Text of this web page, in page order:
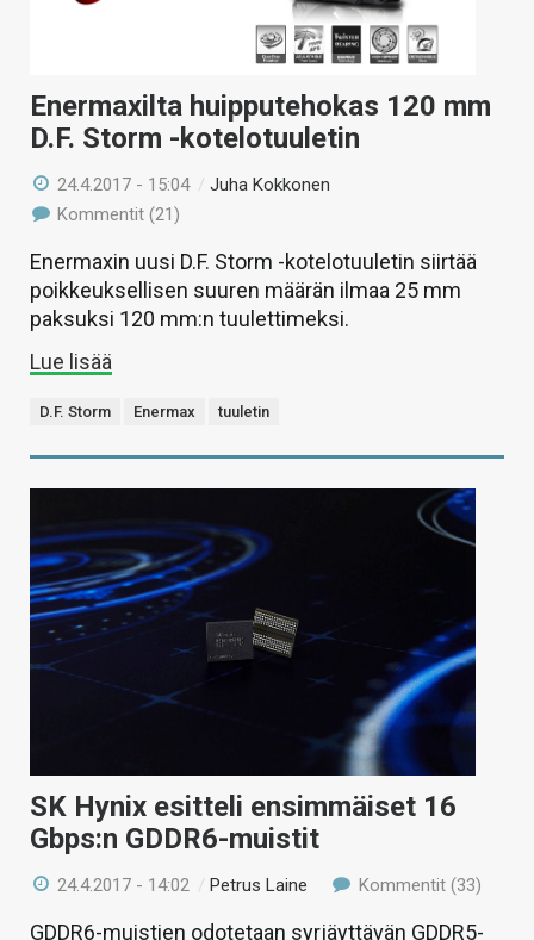
Enermaxilta huipputehokas 120 mm
D.F. Storm -kotelotuuletin
24.4.2017 - 15:04 /Juha Kokkonen
Kommentit (21)
Enermaxin uusi D.F. Storm -kotelotuuletin siirtää
poikkeuksellisen suuren määrän ilmaa 25 mm
paksuksi 120 mm:n tuulettimeksi.
Lue lisää
D.F. Storm Enermax tuuletin
SK Hynix esitteli ensimmäiset 16
Gbps:n GDDR6-muistit
24.4.2017 - 14:02 /Petrus Laine Kommentit (33)
GDDR6-muistien odotetaan syrjäyttävän GDDR5-